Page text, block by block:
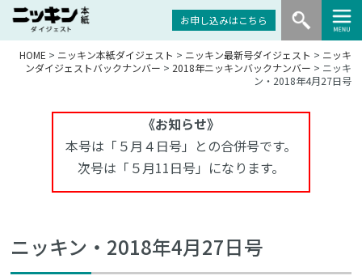
お申し込みはこちら
HOME > ニッキン本紙ダイジェスト > ニッキン最新号ダイジェスト > ニッキ
ンダイジェストバックナンバー > 2018年ニッキンバックナンバー > ニッキ
ン・2018年4月27日号
《お知らせ》
本号は「５月４日号」との合併号です。
次号は「５月11日号」になります。
ニッキン・2018年4月27日号